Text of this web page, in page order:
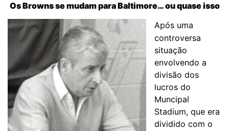
Os Browns se mudam para Baltimore… ou quase isso
Após uma
controversa
situação
envolvendo a
divisão dos
lucros do
Muncipal
Stadium, que era
dividido com o